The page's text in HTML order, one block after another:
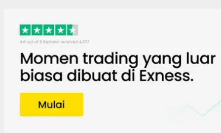
HOME
FILTER
BERITA
BIODATA
CERITA
CERPEN
EKSKLUSIF
FOTO
VIDEO
TIPS
MORE